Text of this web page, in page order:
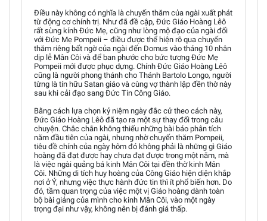
Điều này không có nghĩa là chuyến thăm của ngài xuất phát
từ động cơ chính trị. Như đã đề cập, Đức Giáo Hoàng Lêô
rất sùng kính Đức Mẹ, cũng như lòng mộ đạo của ngài đối
với Đức Mẹ Pompeii – điều được thể hiện rõ qua chuyến
thăm riêng bất ngờ của ngài đến Domus vào tháng 10 nhân
dịp lễ Mân Côi và để ban phước cho bức tượng Đức Mẹ
Pompeii mới được phục dựng. Chính Đức Giáo Hoàng Lêô
cũng là người phong thánh cho Thánh Bartolo Longo, người
từng là tín hữu Satan giáo và cùng vợ thành lập đền thờ này
sau khi cải đạo sang Đức Tin Công Giáo.
Bằng cách lựa chọn kỷ niệm ngày đắc cử theo cách này,
Đức Giáo Hoàng Lêô đã tạo ra một sự thay đổi trong câu
chuyện. Chắc chắn không thiếu những bài báo phân tích
năm đầu tiên của ngài, nhưng nhờ chuyến thăm Pompeii,
tiêu đề chính của ngày hôm đó không phải là những gì Giáo
hoàng đã đạt được hay chưa đạt được trong một năm, mà
là việc ngài quảng bá kinh Mân Côi tại đền thờ kinh Mân
Côi. Những di tích huy hoàng của Công Giáo hiện diện khắp
nơi ở Ý, nhưng việc thực hành đức tin thì ít phổ biến hơn. Do
đó, tầm quan trọng của việc một vị Giáo hoàng dành toàn
bộ bài giảng của mình cho kinh Mân Côi, vào một ngày
trọng đại như vậy, không nên bị đánh giá thấp.